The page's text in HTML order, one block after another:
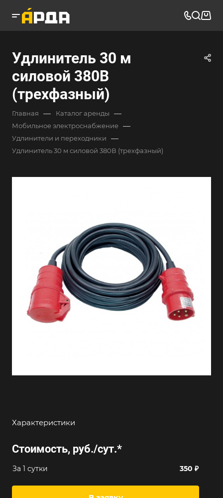
Удлинитель 30 м
силовой 380В
(трехфазный)
Главная — Каталог аренды —
Мобильное электроснабжение —
Удлинители и переходники —
Удлинитель 30 м силовой 380В (трехфазный)
Характеристики
Стоимость, руб./сут.*
За 1 сутки 350 ₽